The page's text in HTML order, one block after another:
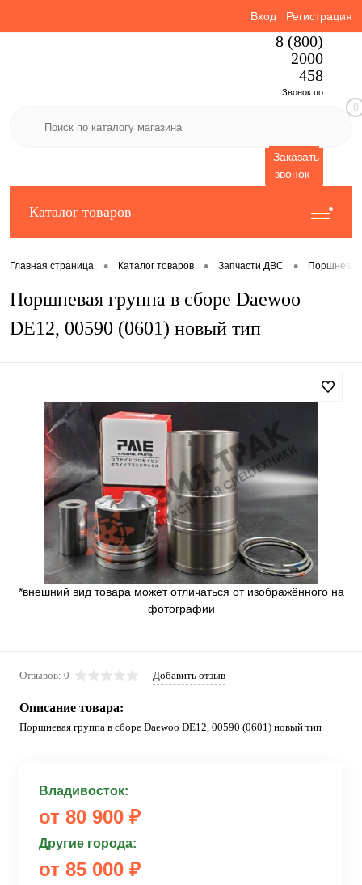
Вход Регистрация
8 (800)
2000
458
Звонок по
Заказать
звонок
0
Каталог товаров
Главная страница • Каталог товаров • Запчасти ДВС •
Поршневая группа в сборе Daewoo
DE12, 00590 (0601) новый тип
*внешний вид товара может отличаться от изображённого на
фотографии
Отзывов: 0 Добавить отзыв
Описание товара:
Поршневая группа в сборе Daewoo DE12, 00590 (0601) новый тип
Владивосток:
от 80 900 ₽
Другие города:
от 85 000 ₽